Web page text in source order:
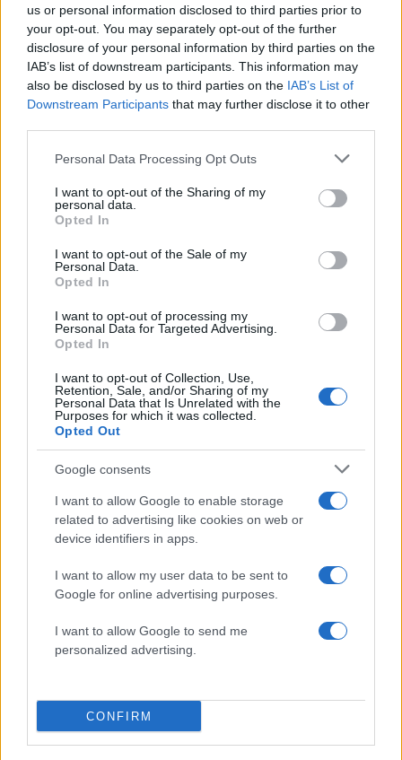
us or personal information disclosed to third parties prior to
your opt-out. You may separately opt-out of the further
disclosure of your personal information by third parties on the
IAB’s list of downstream participants. This information may
also be disclosed by us to third parties on the IAB’s List of
Downstream Participants that may further disclose it to other
Please note that this website/app uses one or more Google
not limited to your visit or usage behaviour. You may click to
grant or deny consent to Google and its third-party tags to
use your data for below specified purposes in below Google
consent section.
Personal Data Processing Opt Outs
I want to opt-out of the Sharing of my
personal data.
Opted In
I want to opt-out of the Sale of my
Personal Data.
Opted In
I want to opt-out of processing my
Personal Data for Targeted Advertising.
Opted In
I want to opt-out of Collection, Use,
Retention, Sale, and/or Sharing of my
Personal Data that Is Unrelated with the
Purposes for which it was collected.
Opted Out
Google consents
I want to allow Google to enable storage
related to advertising like cookies on web or
device identifiers in apps.
I want to allow my user data to be sent to
Google for online advertising purposes.
I want to allow Google to send me
personalized advertising.
CONFIRM
Σχόλια
50 /50
Τραγωδία στην Πάρο:
4χρονος βρέθηκε νεκρός
σε πισίνα
διέσωσε ανθρώπινες
από την
– Πάνω από 250
απομακρύνθηκαν